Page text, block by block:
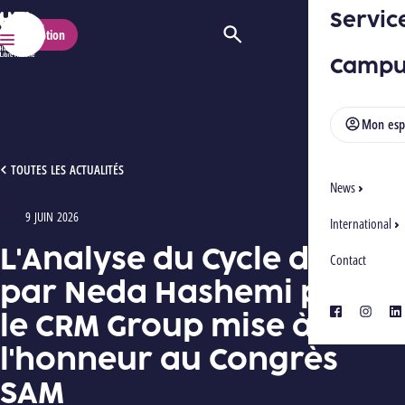
HELMo
Menu
Mon
News
International
Contact
facebook
Inscription Ouvrir/Fermer la recherche
TOUTES LES ACTUALITÉS
L'ANALYSE DU CYCLE DE VIE PAR NEDA HASHEMI POUR LE CRM GROUP MISE À
L'Analyse du Cycle de Vie
par Neda Hashemi pour
le CRM Group mise à
l'honneur au Congrès
SAM
Type : Photos
9 JUIN 2026